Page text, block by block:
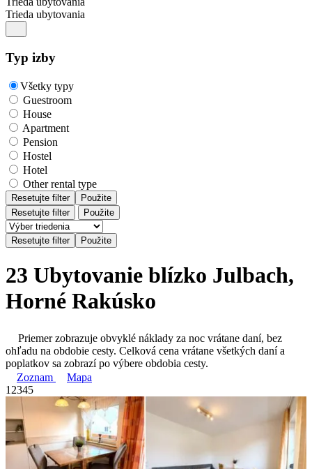
Trieda ubytovania
Typ izby
Všetky typy
Guestroom
House
Apartment
Pension
Hostel
Hotel
Other rental type
Resetujte filter
Použite
Resetujte filter
Použite
23 Ubytovanie blízko Julbach,
Horné Rakúsko
Priemer zobrazuje obvyklé náklady za noc vrátane daní, bez
ohľadu na obdobie cesty. Celková cena vrátane všetkých daní a
poplatkov sa zobrazí po výbere obdobia cesty.
Zoznam
Mapa
1 2345